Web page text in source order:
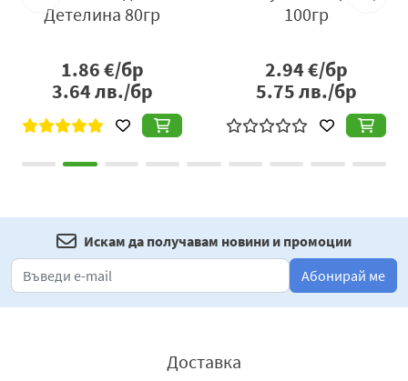
Детелина 80гр
1.86€/бр
3.64лв./бр
100гр
2.94€/бр
5.75лв./бр
Искам да получавам новини и промоции
Абонирай ме
Доставка